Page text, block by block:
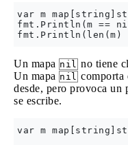
var m
fmt.Println(m ==
Un mapa nil no tiene
Un mapa nil comporta
desde, pero provoca un
se escribe.
var m